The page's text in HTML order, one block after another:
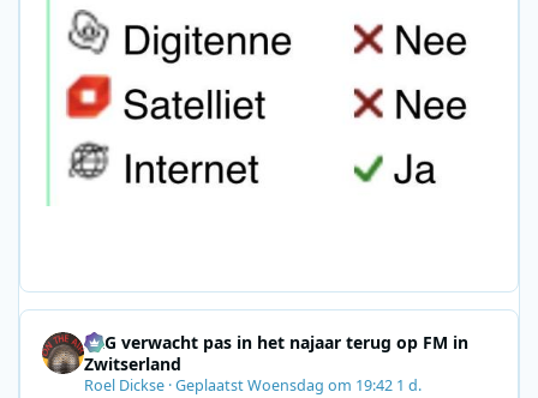
SRG verwacht pas in het najaar terug op FM in
Zwitserland
Roel Dickse ·GeplaatstWoensdag om 19:42 1 d.